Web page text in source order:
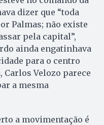
dizer que “toda
Palmas; não existe
pela capital”,
ainda engatinhava
para o centro
Carlos Velozo parece
a mesma
a movimentação é